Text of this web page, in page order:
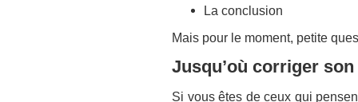
La conclusion
Mais pour le moment, petite
Jusqu’où corriger
Si vous êtes de ceux qui